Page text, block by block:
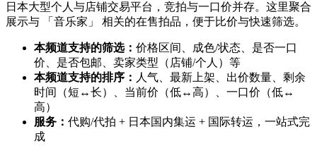
日本大型个人与店铺交易平台，竞拍与一口价并存。这里聚合
展示与 「音乐家」 相关的在售拍品，便于比价与快速筛选。
本频道支持的筛选： 价格区间、成色/状态、是否一口
价、是否包邮、卖家类型（店铺/个人）等
本频道支持的排序： 人气、最新上架、出价数量、剩余
时间（短↔长）、当前价（低↔高）、一口价（低↔
高）
服务： 代购/代拍 + 日本国内集运 + 国际转运，一站式完
成